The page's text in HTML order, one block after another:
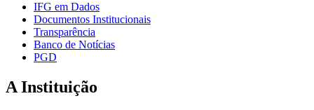
IFG em Dados
Documentos Institucionais
Transparência
Banco de Notícias
PGD
A Instituição